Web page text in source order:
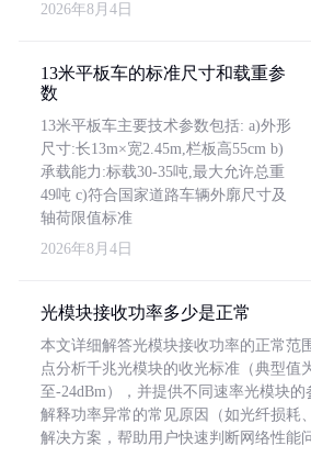
2026年8月4日
13米平板车的标准尺寸和载重参
数
13米平板车主要技术参数包括: a)外形
尺寸:长13m×宽2.45m,栏板高55cm b)
承载能力:标载30-35吨,最大允许总重
49吨 c)符合国家道路车辆外廓尺寸及
轴荷限值标准
2026年8月4日
光模块接收功率多少是正常
本文详细解答光模块接收功率的正常范
点分析千兆光模块的收光标准（典型值
至-24dBm），并提供不同速率光模块
解释功率异常的常见原因（如光纤损耗
解决方案，帮助用户快速判断网络性能